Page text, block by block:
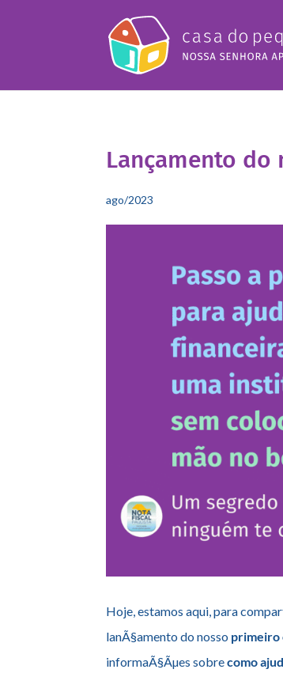
Lançamento
ago/2023
Hoje, estamos aqui, para
lanÃ§amento do nosso primeiro
informaÃ§Ãµes sobrecomo